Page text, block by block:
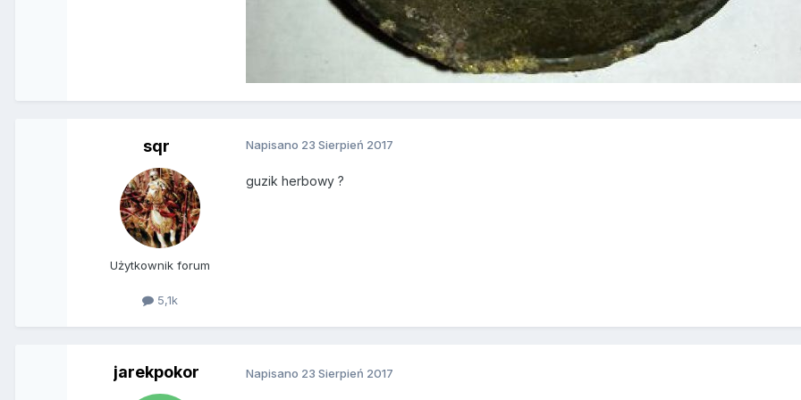
sqr
Użytkownik forum
5,1k
Napisano 23 Sierpień 2017
guzik herbowy ?
jarekpokor Napisano 23 Sierpień 2017